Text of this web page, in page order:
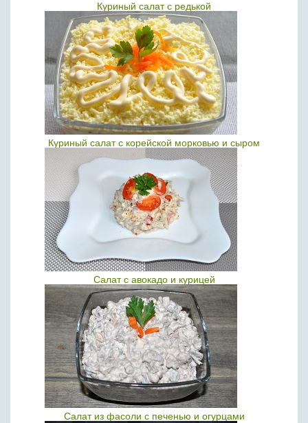
Куриный салат с редькой
Куриный салат с корейской морковью и сыром
Салат с авокадо и курицей
Салат из фасоли с печенью и огурцами